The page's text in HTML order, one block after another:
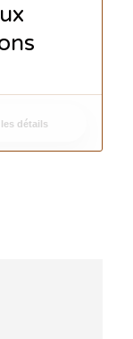
détails